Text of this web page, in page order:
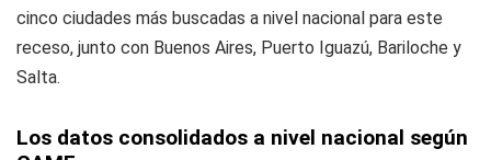
cinco ciudades más buscadas a nivel nacional para este
receso, junto con Buenos Aires, Puerto Iguazú, Bariloche y
Salta.
Los datos consolidados a nivel nacional según